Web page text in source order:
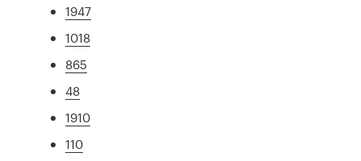
1947
1018
865
48
1910
110